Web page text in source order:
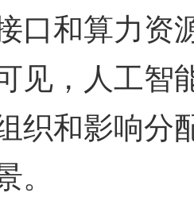
口和算力资
见，人工智
织和影响分